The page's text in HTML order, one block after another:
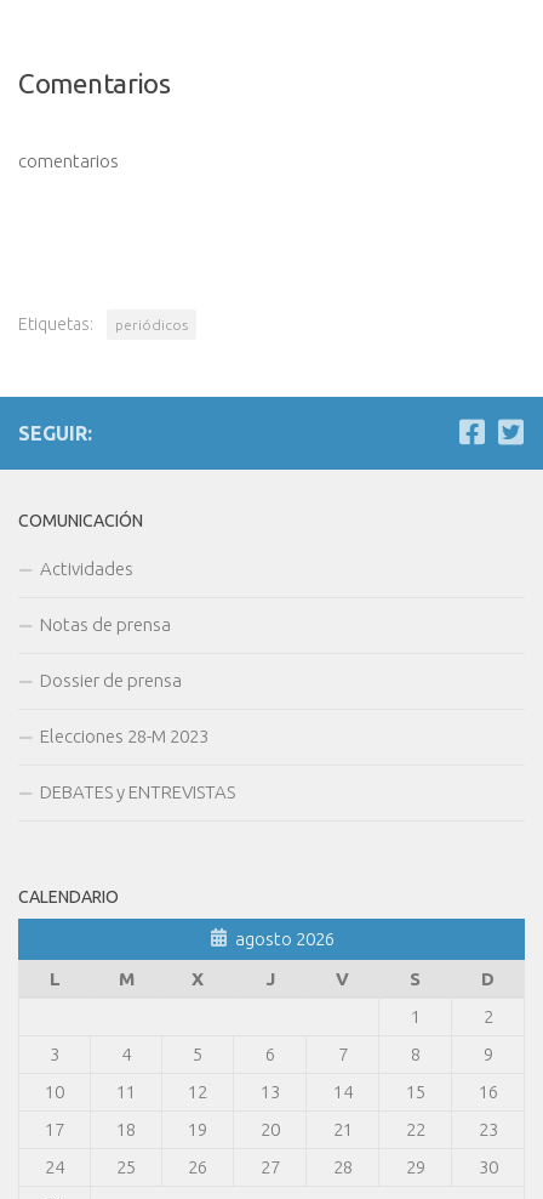
Comentarios
comentarios
Etiquetas: periódicos
SEGUIR:
COMUNICACIÓN
Actividades
Notas de prensa
Dossier de prensa
Elecciones 28-M 2023
DEBATES y ENTREVISTAS
CALENDARIO
agosto 2026
L
M X J V S
D
1
2
3
4 5 6 7 8
9
10
11 12 13 14 15
16
17
18 19 20 21 22
23
24
25 26 27 28 29
30